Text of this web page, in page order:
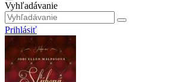
Vyhľadávanie
Prihlásiť